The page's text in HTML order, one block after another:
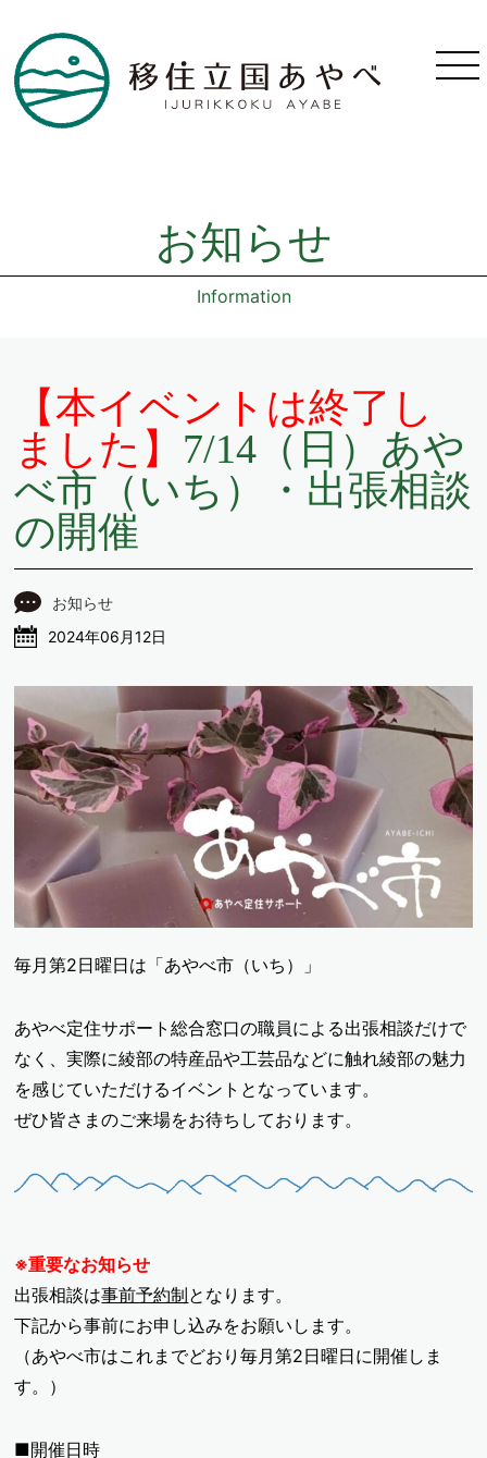
お知らせ
Information
【本イベントは終了し
ました】 7/14（日）あや
べ市（いち）・出張相談
の開催
お知らせ
2024年06月12日
毎月第2日曜日は「あやべ市（いち）」
あやべ定住サポート総合窓口の職員による出張相談だけで
なく、実際に綾部の特産品や工芸品などに触れ綾部の魅力
を感じていただけるイベントとなっています。
ぜひ皆さまのご来場をお待ちしております。
※重要なお知らせ
出張相談は事前予約制となります。
下記から事前にお申し込みをお願いします。
（あやべ市はこれまでどおり毎月第2日曜日に開催しま
す。）
■開催日時